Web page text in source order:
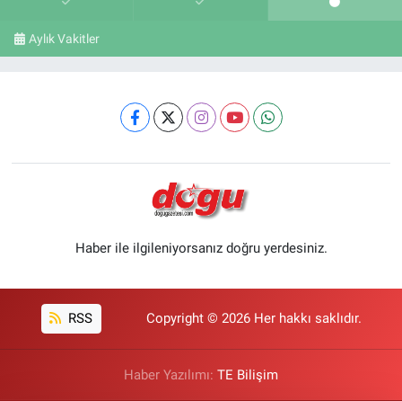
Aylık Vakitler
Haber ile ilgileniyorsanız doğru yerdesiniz.
RSS Copyright © 2026 Her hakkı saklıdır.
Haber Yazılımı: TE Bilişim